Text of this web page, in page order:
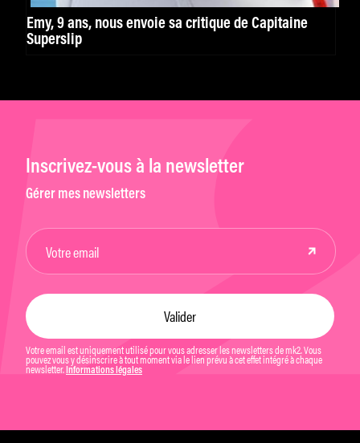
Emy, 9 ans, nous envoie sa critique de Capitaine
Superslip
Inscrivez-vous à la newsletter
Gérer mes newsletters
Votre email est uniquement utilisé pour vous adresser les newsletters de mk2. Vous
pouvez vous y désinscrire à tout moment via le lien prévu à cet effet intégré à chaque
newsletter. Informations légales